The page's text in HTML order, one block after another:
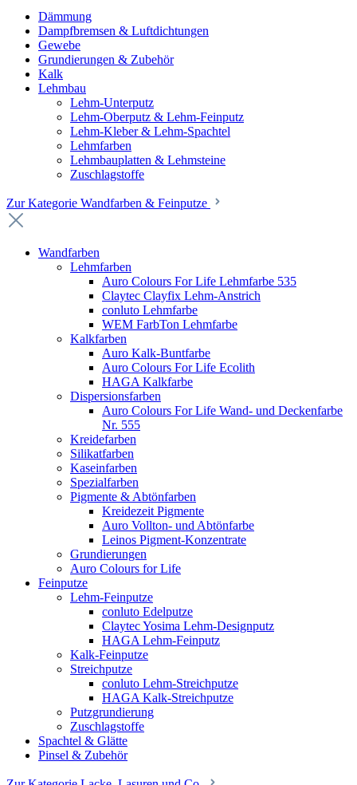
Dämmung
Dampfbremsen & Luftdichtungen
Gewebe
Grundierungen & Zubehör
Kalk
Lehmbau
Lehm-Unterputz
Lehm-Oberputz & Lehm-Feinputz
Lehm-Kleber & Lehm-Spachtel
Lehmfarben
Lehmbauplatten & Lehmsteine
Zuschlagstoffe
Zur Kategorie Wandfarben & Feinputze
Wandfarben
Lehmfarben
Auro Colours For Life Lehmfarbe 535
Claytec Clayfix Lehm-Anstrich
conluto Lehmfarbe
WEM FarbTon Lehmfarbe
Kalkfarben
Auro Kalk-Buntfarbe
Auro Colours For Life Ecolith
HAGA Kalkfarbe
Dispersionsfarben
Auro Colours For Life Wand- und Deckenfarbe
Nr. 555
Kreidefarben
Silikatfarben
Kaseinfarben
Spezialfarben
Pigmente & Abtönfarben
Kreidezeit Pigmente
Auro Vollton- und Abtönfarbe
Leinos Pigment-Konzentrate
Grundierungen
Auro Colours for Life
Feinputze
Lehm-Feinputze
conluto Edelputze
Claytec Yosima Lehm-Designputz
HAGA Lehm-Feinputz
Kalk-Feinputze
Streichputze
conluto Lehm-Streichputze
HAGA Kalk-Streichputze
Putzgrundierung
Zuschlagstoffe
Spachtel & Glätte
Pinsel & Zubehör